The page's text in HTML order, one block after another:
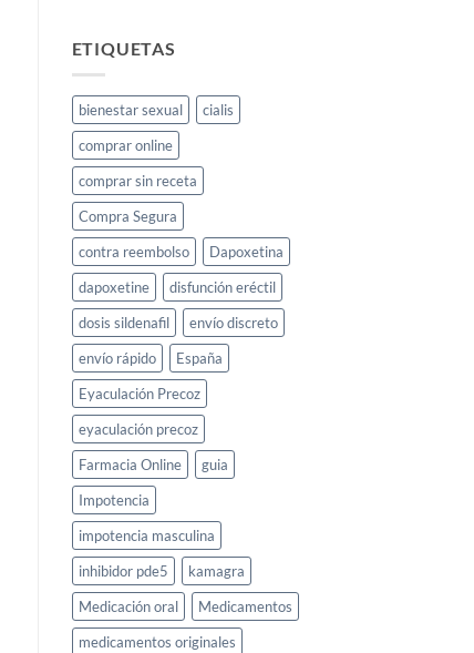
ETIQUETAS
bienestar sexual
cialis
comprar online
comprar sin receta
Compra Segura
contra reembolso
Dapoxetina
dapoxetine
disfunción eréctil
dosis sildenafil
envío discreto
envío rápido
España
Eyaculación Precoz
eyaculación precoz
Farmacia Online
guia
Impotencia
impotencia masculina
inhibidor pde5
kamagra
Medicación oral
Medicamentos
medicamentos originales